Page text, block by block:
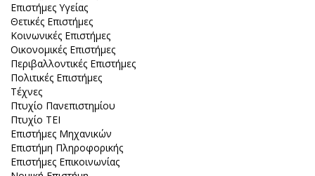
Επιστήμες Υγείας
Θετικές Επιστήμες
Κοινωνικές Επιστήμες
Οικονομικές Επιστήμες
Περιβαλλοντικές Επιστήμες
Πολιτικές Επιστήμες
Τέχνες
Πτυχίο Πανεπιστημίου
Πτυχίο ΤΕΙ
Επιστήμες Μηχανικών
Επιστήμη Πληροφορικής
Επιστήμες Επικοινωνίας